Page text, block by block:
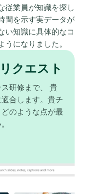
従業員が知識を探し
間を示す実データが
い知識に具体的なコ
になりました。
クエスト
研修まで、 貴
合します。貴チ
のような点が最